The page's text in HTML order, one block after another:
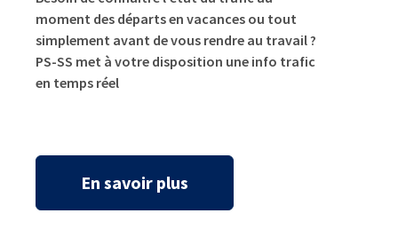
moment des départs en vacances ou tout
simplement avant de vous rendre au travail ?
PS-SS met à votre disposition une info trafic
en temps réel
En savoir plus